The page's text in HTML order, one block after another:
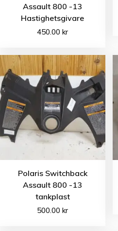
Assault 800 -13
Hastighetsgivare
450.00kr
Polaris Switchback
Assault 800 -13
tankplast
500.00kr